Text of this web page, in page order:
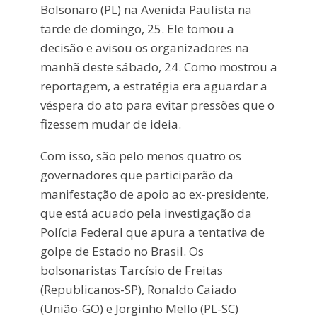
Bolsonaro (PL) na Avenida Paulista na
tarde de domingo, 25. Ele tomou a
decisão e avisou os organizadores na
manhã deste sábado, 24. Como mostrou a
reportagem, a estratégia era aguardar a
véspera do ato para evitar pressões que o
fizessem mudar de ideia.
Com isso, são pelo menos quatro os
governadores que participarão da
manifestação de apoio ao ex-presidente,
que está acuado pela investigação da
Polícia Federal que apura a tentativa de
golpe de Estado no Brasil. Os
bolsonaristas Tarcísio de Freitas
(Republicanos-SP), Ronaldo Caiado
(União-GO) e Jorginho Mello (PL-SC)